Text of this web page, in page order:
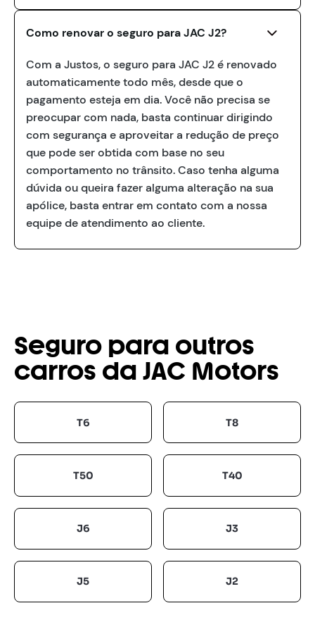
Como renovar o seguro para JAC J2?
Com a Justos, o seguro para JAC J2 é renovado
automaticamente todo mês, desde que o
pagamento esteja em dia. Você não precisa se
preocupar com nada, basta continuar dirigindo
com segurança e aproveitar a redução de preço
que pode ser obtida com base no seu
comportamento no trânsito. Caso tenha alguma
dúvida ou queira fazer alguma alteração na sua
apólice, basta entrar em contato com a nossa
equipe de atendimento ao cliente.
Seguro para outros
carros da JAC Motors
T6 T8
T50 T40
J6 J3
J5 J2